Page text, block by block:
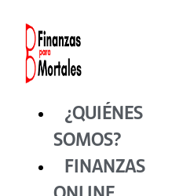
contenido
¿QUIÉNES
SOMOS?
FINANZAS